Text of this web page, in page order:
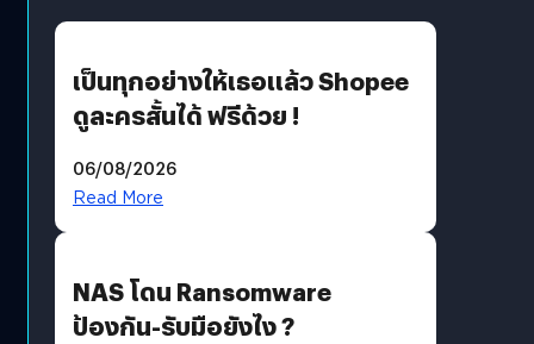
เป็นทุกอย่างให้เธอแล้ว Shopee
ดูละครสั้นได้ ฟรีด้วย !
06/08/2026
Read More
NAS โดน Ransomware
ป้องกัน-รับมือยังไง ?